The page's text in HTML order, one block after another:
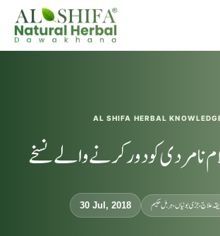
AL SHIFA HERBAL
نامردی کو دور کرنے والے نسخے
30 Jul, 2018 علاج، جڑی بوٹیاں، ہربل حکیم